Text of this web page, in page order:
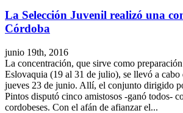
La Selección Juvenil realizó una
Córdoba
junio 19th, 2016
La concentración, que sirve como
Eslovaquia (19 al 31 de julio), se llevó a cabo
jueves 23 de junio. Allí, el conjunto dirigido
Pintos disputó cinco amistosos -ganó todos-
cordobeses. Con el afán de afianzar el...